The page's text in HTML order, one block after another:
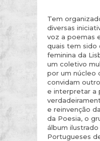
Tem
diversas
voz a poemas
quais tem sido
feminina da
um coletivo
por um núcleo
convidam
e interpretar a
e reinvenção
da Poesia, o
álbum
Portugueses